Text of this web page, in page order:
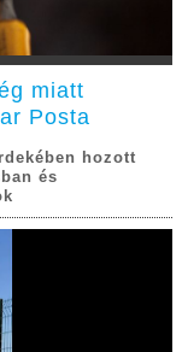
miatt
Posta
hozott
és